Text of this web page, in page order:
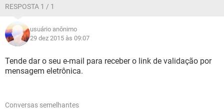
RESPOSTA 1 / 1
usuário anônimo
29 dez 2015 às 09:07
Tende dar o seu e-mail para receber o link de validação por
mensagem eletrônica.
Conversas semelhantes